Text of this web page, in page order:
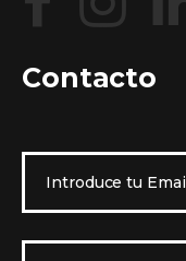
Contacto